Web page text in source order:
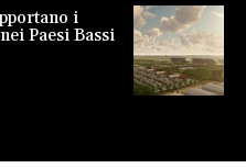
i
Paesi Bassi